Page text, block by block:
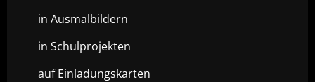
in Ausmalbildern
in Schulprojekten
auf Einladungskarten